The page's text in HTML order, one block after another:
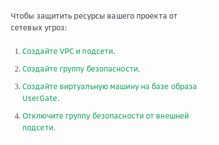
Чтобы защитить ресурсы вашего проекта от
сетевых угроз:
Создайте VPC и подсети.
Создайте группу безопасности.
Создайте виртуальную машину на базе образа
UserGate.
Отключите группу безопасности от внешней
подсети.